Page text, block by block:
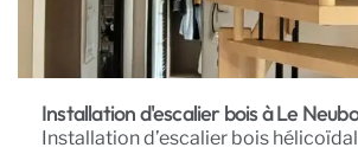
Installation d'escalier bois à Le
Installation d’escalier bois